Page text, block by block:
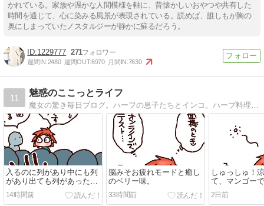
かれている。家族や温かな人間模様を軸に、昔懐かしいおやつや共有した
時間を通じて、心に染みる風景が表現されている。読めば、誰しもが胸の
奥にしまっていたノスタルジーが静かに蘇るだろう。
1229777 271
週間IN:2480 週間OUT:6970 月間IN:7630
11
魅惑のここっとライフ
入るのに列があり中にも列
があり出ても列があった件
14時間前
脳みそお疲れモードと癒し
のベリー味。
33時間前
しゅっしゅ！
て、マンゴー
2日前